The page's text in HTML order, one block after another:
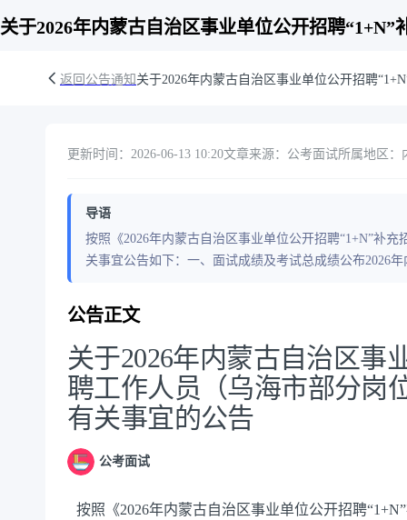
关于2026年内蒙古自治区事业单位公开招聘
返回公告通知 关于2026年内蒙古自治区事业单位公开招聘
更新时间：2026-06-13 10:20文章来源：公考面试所属地区：
导语
按照《2026年内蒙古自治区事业单位公开招聘“1+N”补
关事宜公告如下：一、面试成绩及考试总成绩公布2026
公告正文
关于2026年内蒙古自治区事
聘工作人员（乌海市部分岗
有关事宜的公告
公考面试
按照《2026年内蒙古自治区事业单位公开招聘“1+N”